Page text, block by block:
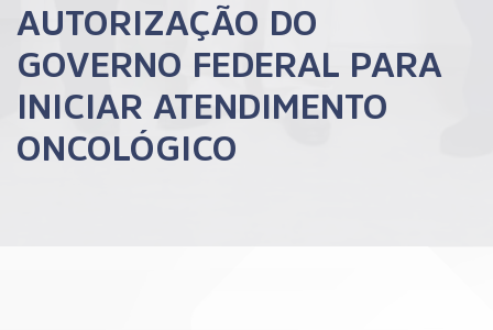
AUTORIZAÇÃO DO
GOVERNO FEDERAL PARA
INICIAR ATENDIMENTO
ONCOLÓGICO